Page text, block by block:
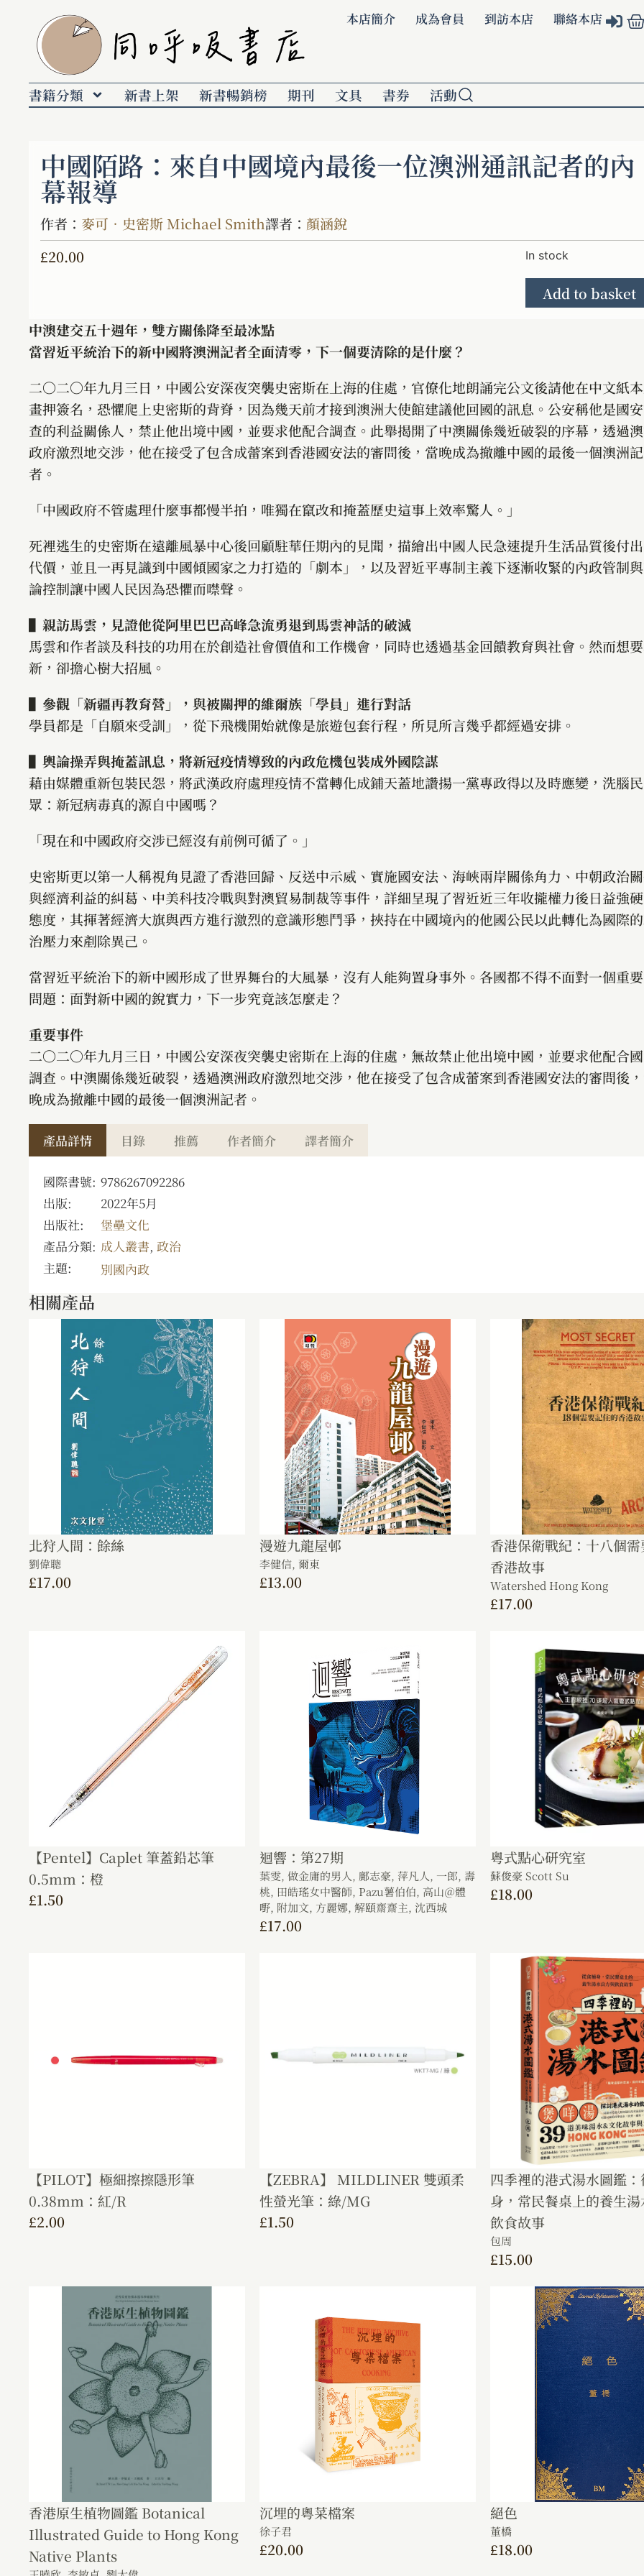
本店簡介 成為會員 到訪本店 聯絡本店
書籍分類 新書上架 新書暢銷榜 期刊 文具 書券 活動
中國陌路：來自中國境內最後一位澳洲通訊記者的內
幕報導
作者： 麥可．史密斯 Michael Smith譯者： 顏涵銳
£20.00 In stock
Add to basket
中澳建交五十週年，雙方關係降至最冰點
當習近平統治下的新中國將澳洲記者全面清零，下一個要清除的是什麼？
二〇二〇年九月三日，中國公安深夜突襲史密斯在上海的住處，官僚化地朗誦完公文後請他在中文紙
畫押簽名，恐懼爬上史密斯的背脊，因為幾天前才接到澳洲大使館建議他回國的訊息。公安稱他是國
查的利益關係人，禁止他出境中國，並要求他配合調查。此舉揭開了中澳關係幾近破裂的序幕，透過
政府激烈地交涉，他在接受了包含成蕾案到香港國安法的審問後，當晚成為撤離中國的最後一個澳洲記
者。
「中國政府不管處理什麼事都慢半拍，唯獨在竄改和掩蓋歷史這事上效率驚人。」
死裡逃生的史密斯在遠離風暴中心後回顧駐華任期內的見聞，描繪出中國人民急速提升生活品質後付
代價，並且一再見識到中國傾國家之力打造的「劇本」，以及習近平專制主義下逐漸收緊的內政管制
論控制讓中國人民因為恐懼而噤聲。
▌親訪馬雲，見證他從阿里巴巴高峰急流勇退到馬雲神話的破滅
馬雲和作者談及科技的功用在於創造社會價值和工作機會，同時也透過基金回饋教育與社會。然而想
新，卻擔心樹大招風。
▌參觀「新疆再教育營」，與被關押的維爾族「學員」進行對話
學員都是「自願來受訓」，從下飛機開始就像是旅遊包套行程，所見所言幾乎都經過安排。
▌輿論操弄與掩蓋訊息，將新冠疫情導致的內政危機包裝成外國陰謀
藉由媒體重新包裝民怨，將武漢政府處理疫情不當轉化成鋪天蓋地讚揚一黨專政得以及時應變，洗腦民
眾：新冠病毒真的源自中國嗎？
「現在和中國政府交涉已經沒有前例可循了。」
史密斯更以第一人稱視角見證了香港回歸、反送中示威、實施國安法、海峽兩岸關係角力、中朝政治
與經濟利益的糾葛、中美科技冷戰與對澳貿易制裁等事件，詳細呈現了習近近三年收攏權力後日益強
態度，其揮著經濟大旗與西方進行激烈的意識形態鬥爭，挾持在中國境內的他國公民以此轉化為國際
治壓力來剷除異己。
當習近平統治下的新中國形成了世界舞台的大風暴，沒有人能夠置身事外。各國都不得不面對一個重
問題：面對新中國的銳實力，下一步究竟該怎麼走？
重要事件
二〇二〇年九月三日，中國公安深夜突襲史密斯在上海的住處，無故禁止他出境中國，並要求他配合
調查。中澳關係幾近破裂，透過澳洲政府激烈地交涉，他在接受了包含成蕾案到香港國安法的審問後
晚成為撤離中國的最後一個澳洲記者。
產品詳情 目錄 推薦 作者簡介 譯者簡介
國際書號: 9786267092286
出版:
2022年5月
出版社:
堡壘文化
產品分類: 成人叢書, 政治
主題:
別國內政
相關產品
北狩人間：餘絲
劉偉聰
£17.00
漫遊九龍屋邨
李健信, 爾東
£13.00
香港保衛戰紀：十八個
香港故事
Watershed Hong Kong
£17.00
【Pentel】Caplet 筆蓋鉛芯筆
0.5mm：橙
£1.50
迴響：第27期
葉雯, 做金庸的男人, 鄺志豪, 萍凡人, 一郎, 壽
桃, 田皓瑤女中醫師, Pazu薯伯伯, 高山＠體
嘢, 附加文, 方麗娜, 解頤齋齋主, 沈西城
£17.00
粵式點心研究室
蘇俊豪 Scott Su
£18.00
【PILOT】極細擦擦隱形筆
0.38mm：紅/R
£2.00
【ZEBRA】 MILDLINER 雙頭柔
性螢光筆：綠/MG
£1.50
四季裡的港式湯水圖鑑
身，常民餐桌上的養生
飲食故事
包周
£15.00
香港原生植物圖鑑 Botanical
Illustrated Guide to Hong Kong
Native Plants
沉埋的粵菜檔案
徐子君
£20.00
絕色
董橋
£18.00